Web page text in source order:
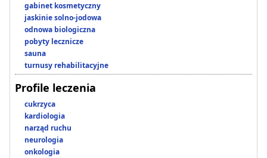
gabinet kosmetyczny
jaskinie solno-jodowa
odnowa biologiczna
pobyty lecznicze
sauna
turnusy rehabilitacyjne
Profile leczenia
cukrzyca
kardiologia
narząd ruchu
neurologia
onkologia